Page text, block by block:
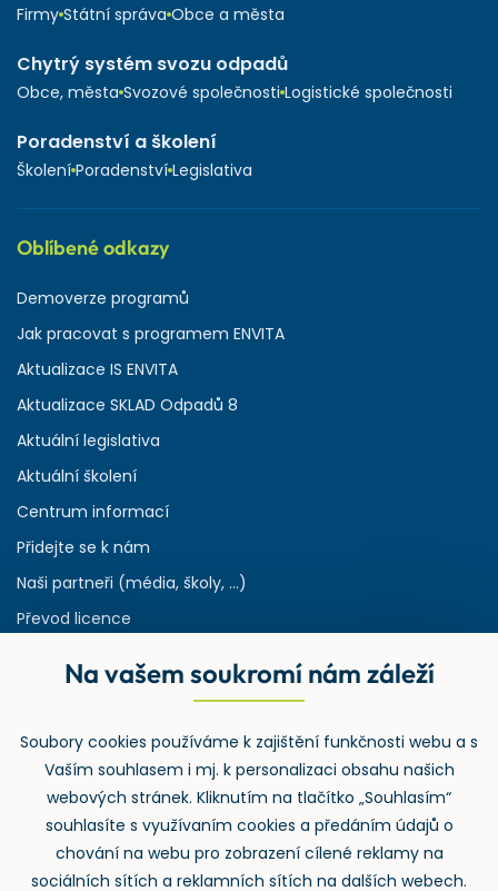
Firmy Státní správa Obce a města
Chytrý systém svozu odpadů
Obce, města Svozové společnosti Logistické společnosti
Poradenství a školení
Školení Poradenství Legislativa
Oblíbené odkazy
Demoverze programů
Jak pracovat s programem ENVITA
Aktualizace IS ENVITA
Aktualizace SKLAD Odpadů 8
Aktuální legislativa
Aktuální školení
Centrum informací
Přidejte se k nám
Naši partneři (média, školy, ...)
Převod licence
Rejstřík používaných zkratek v odpadech
Zpětný odběr
Na vašem soukromí nám záleží
Soubory cookies používáme k zajištění funkčnosti webu a s
Vaším souhlasem i mj. k personalizaci obsahu našich
webových stránek. Kliknutím na tlačítko „Souhlasím“
souhlasíte s využívaním cookies a předáním údajů o
chování na webu pro zobrazení cílené reklamy na
sociálních sítích a reklamních sítích na dalších webech.